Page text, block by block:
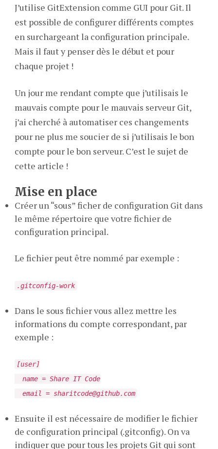
J’utilise GitExtension comme GUI pour Git. Il
est possible de configurer différents comptes
en surchargeant la configuration principale.
Mais il faut y penser dès le début et pour
chaque projet !
Un jour me rendant compte que j’utilisais le
mauvais compte pour le mauvais serveur Git,
j’ai cherché à automatiser ces changements
pour ne plus me soucier de si j’utilisais le bon
compte pour le bon serveur. C’est le sujet de
cette article !
Mise en place
Créer un “sous” ficher de configuration Git dans
le même répertoire que votre fichier de
configuration principal.
Le fichier peut être nommé par exemple :
.gitconfig-work
Dans le sous fichier vous allez mettre les
informations du compte correspondant, par
exemple :
[user]
name = Share IT Code
email = sharitcode@github.com
Ensuite il est nécessaire de modifier le fichier
de configuration principal (.gitconfig). On va
indiquer que pour tous les projets Git qui sont